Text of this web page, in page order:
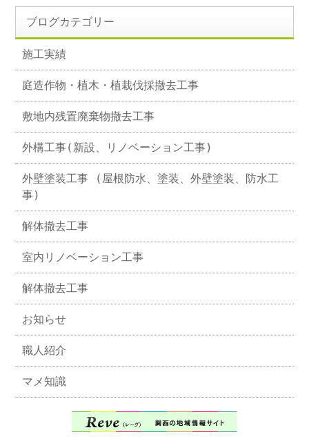
ブログカテゴリー
施工実績
庭造作物・植木・植栽伐採撤去工事
敷地内残置廃棄物撤去工事
外構工事(新設、リノベーション工事)
外壁塗装工事 (屋根防水、塗装、外壁塗装、防水工
事)
解体撤去工事
室内リノベーション工事
解体撤去工事
お知らせ
職人紹介
マメ知識